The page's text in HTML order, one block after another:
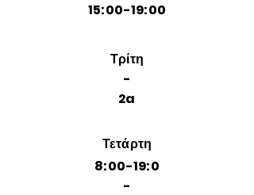
15:00-19:00
Τρίτη
-
2a
Τετάρτη
8:00-19:0
-